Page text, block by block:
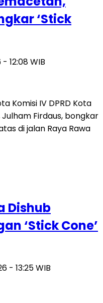
‘Stick
12:08 WIB
Komisi IV DPRD Kota
Firdaus, bongkar
di jalan Raya Rawa
Dishub
‘Stick Cone’
- 13:25 WIB